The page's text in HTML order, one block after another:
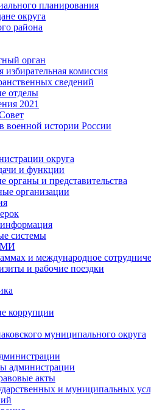
планирования
округа
района
орган
избирательная комиссия
сведений
отделы
2021
военной истории России
округа
и функции
органы и представительства
организации
информация
системы
и международное
и рабочие поездки
коррупции
муниципального округа
администрации
акты
и муниципальных